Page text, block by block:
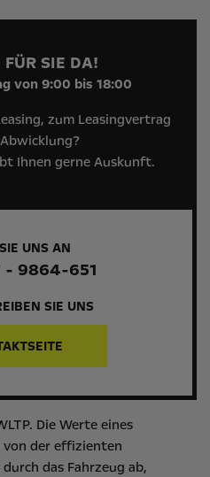
SIE DA!
von 9:00 bis 18:00
zum Leasingvertrag
Ihnen gerne Auskunft.
UNS AN
- 9864-651
SIE UNS
Die Werte eines
von der effizienten
das Fahrzeug ab,